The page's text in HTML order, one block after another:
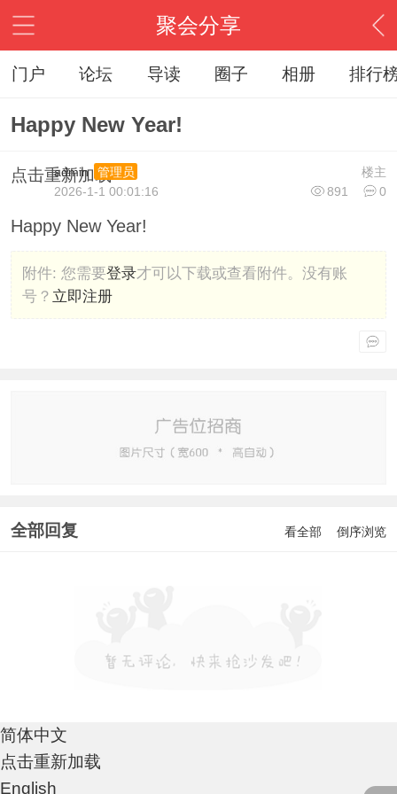
聚会分享
门户 论坛 导读 圈子 相册 排行
Happy New Year!
点击重新加载 楼主
admin
管理员
891
0
2026-1-1 00:01:16
Happy New Year!
附件: 您需要登录才可以下载或查看附件。没有账
号？ 立即注册
全部回复 看全部 倒序浏览
简体中文
点击重新加载
English